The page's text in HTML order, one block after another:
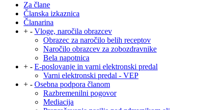
Za člane
Članska izkaznica
Članarina
+ - Vloge, naročila obrazcev
Obrazec za naročilo belih receptov
Naročilo obrazcev za zobozdravnike
Bela napotnica
+ - E-poslovanje in varni elektronski predal
Varni elektronski predal - VEP
+ - Osebna podpora članom
Razbremenilni pogovor
Mediacija